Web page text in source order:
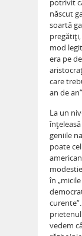
potrivit
născut
soartă
pregătiţi,
mod
era pe
care
an de
La un
geniile
poate
în
vedem